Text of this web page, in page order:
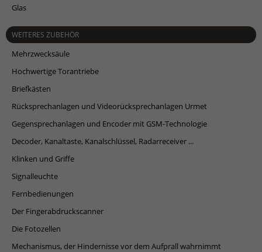
Glas
WEITERES ZUBEHÖR
Mehrzwecksäule
Hochwertige Torantriebe
Briefkästen
Rücksprechanlagen und Videorücksprechanlagen Urmet
Gegensprechanlagen und Encoder mit GSM-Technologie
Decoder, Kanaltaste, Kanalschlüssel, Radarreceiver ...
Klinken und Griffe
Signalleuchte
Fernbedienungen
Der Fingerabdruckscanner
Die Fotozellen
Mechanismus, der Hindernisse vor dem Aufprall wahrnimmt